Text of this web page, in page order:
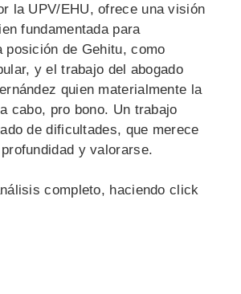
la UPV/EHU, ofrece una visión
fundamentada para
posición de Gehitu, como
y el trabajo del abogado
quien materialmente la
cabo, pro bono. Un trabajo
de dificultades, que merece
y valorarse.
completo, haciendo click